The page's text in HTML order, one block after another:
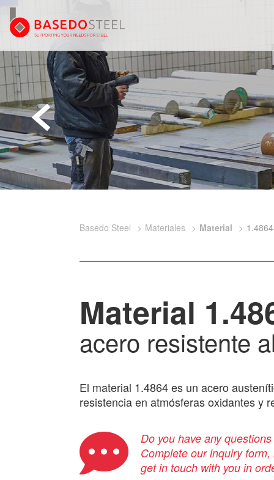
Basedo Steel Materiales Material 1.4864
Material
acero resistente
El material 1.4864 es un acero
resistencia en atmósferas oxidantes y
Do you have any
Complete our inquiry
get in touch with you in